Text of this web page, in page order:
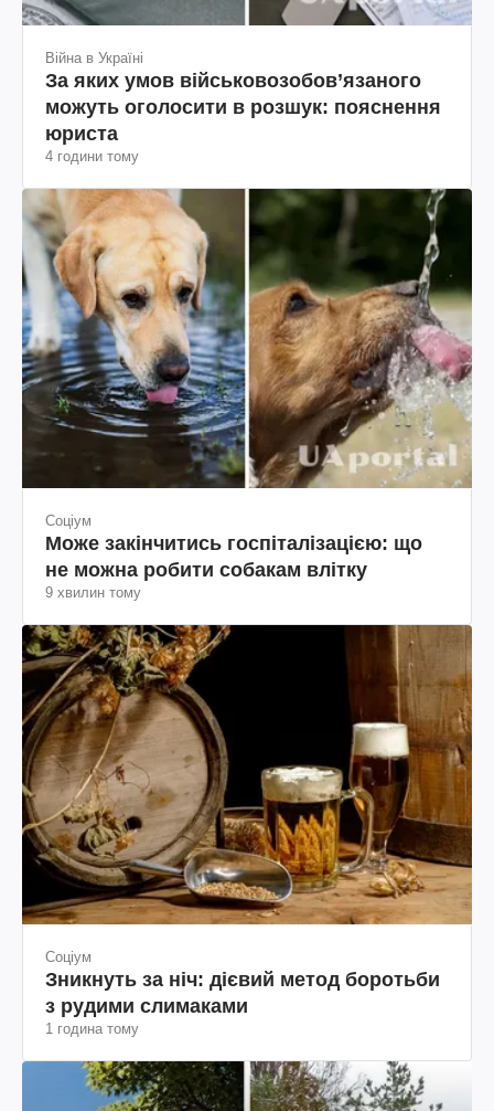
Війна в Україні
За яких умов військовозобов’язаного
можуть оголосити в розшук: пояснення
юриста
4 години тому
Соціум
Може закінчитись госпіталізацією: що
не можна робити собакам влітку
9 хвилин тому
Соціум
Зникнуть за ніч: дієвий метод боротьби
з рудими слимаками
1 година тому